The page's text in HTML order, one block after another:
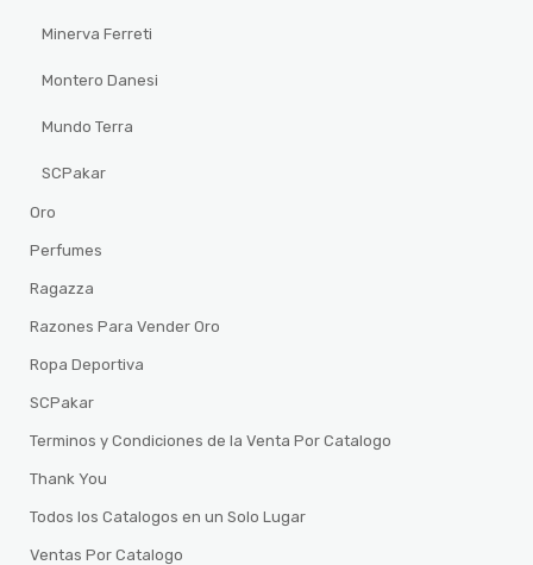
Minerva Ferreti
Montero Danesi
Mundo Terra
SCPakar
Oro
Perfumes
Ragazza
Razones Para Vender Oro
Ropa Deportiva
SCPakar
Terminos y Condiciones de la Venta Por Catalogo
Thank You
Todos los Catalogos en un Solo Lugar
Ventas Por Catalogo